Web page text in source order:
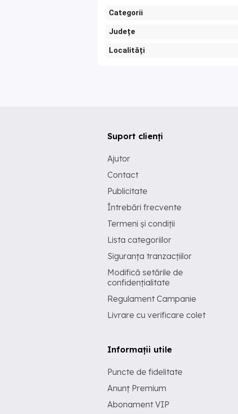
Categorii
Județe
Localități
Suport clienți
Ajutor
Contact
Publicitate
Întrebări frecvente
Termeni și condiții
Lista categoriilor
Siguranța tranzacțiilor
Modifică setările de
confidențialitate
Regulament Campanie
Livrare cu verificare colet
Informații utile
Puncte de fidelitate
Anunț Premium
Abonament VIP